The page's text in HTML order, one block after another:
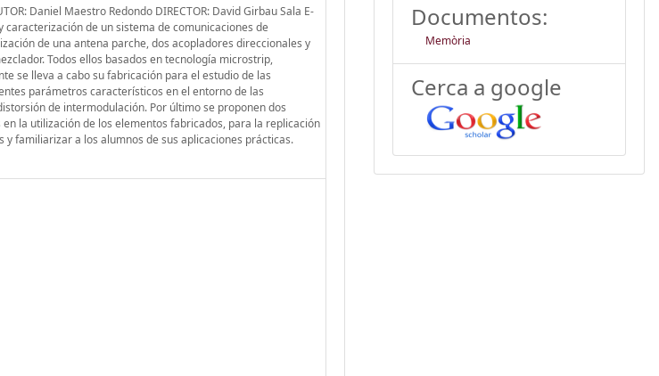
Daniel Maestro Redondo DIRECTOR: David Girbau Sala E-
de un sistema de comunicaciones de
de una antena parche, dos acopladores direccionales y
Todos ellos basados en tecnología microstrip,
se lleva a cabo su fabricación para el estudio de las
parámetros característicos en el entorno de las
de intermodulación. Por último se proponen dos
la utilización de los elementos fabricados, para la replicación
familiarizar a los alumnos de sus aplicaciones prácticas.
Documentos:
Memòria
Cerca a google